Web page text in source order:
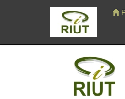
navigation